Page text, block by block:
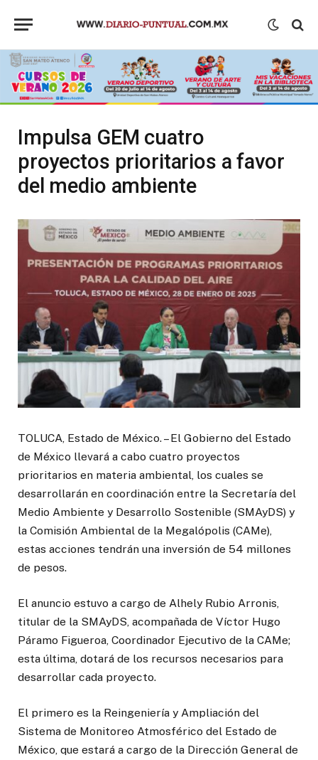
Impulsa GEM cuatro
proyectos prioritarios a favor
del medio ambiente
TOLUCA, Estado de México. – El Gobierno del Estado
de México llevará a cabo cuatro proyectos
prioritarios en materia ambiental, los cuales se
desarrollarán en coordinación entre la Secretaría del
Medio Ambiente y Desarrollo Sostenible (SMAyDS) y
la Comisión Ambiental de la Megalópolis (CAMe),
estas acciones tendrán una inversión de 54 millones
de pesos.
El anuncio estuvo a cargo de Alhely Rubio Arronis,
titular de la SMAyDS, acompañada de Víctor Hugo
Páramo Figueroa, Coordinador Ejecutivo de la CAMe;
esta última, dotará de los recursos necesarios para
desarrollar cada proyecto.
El primero es la Reingeniería y Ampliación del
Sistema de Monitoreo Atmosférico del Estado de
México, que estará a cargo de la Dirección General de